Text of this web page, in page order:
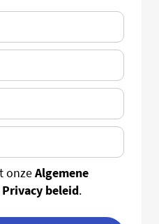
onzeAlgemene
Privacy beleid.